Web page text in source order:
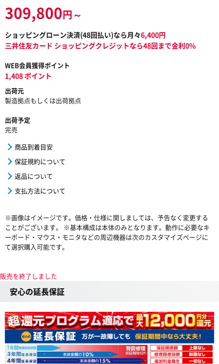
309,800円～
ショッピングローン決済(48回払い)なら月々6,400円
三井住友カード ショッピングクレジットなら48回まで金利0%
WEB会員獲得ポイント
1,408 ポイント
出荷元
製造拠点もしくは出荷拠点
出荷予定
完売
商品到着目安
保証規約について
返品について
支払方法について
※画像はイメージです。価格・仕様に関しましては、予告なく変更する
ことがございます。 ※基本構成は本体のみとなります。動作に必要なキ
ーボード・マウス・モニタなどの周辺機器は次のカスタマイズページに
て選択購入可能です。
販売を終了しました
安心の延長保証